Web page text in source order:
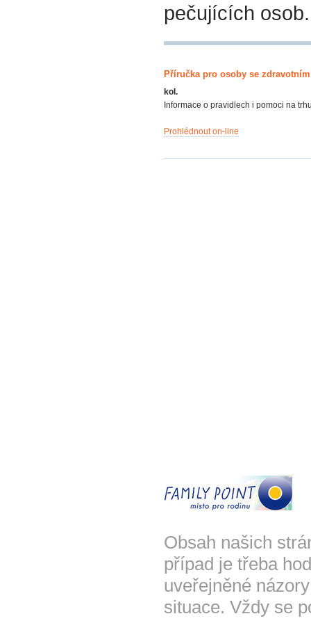
pečujících osob.
Příručka pro osoby se
kol.
Informace o pravidlech i pomoci na
Prohlédnout on-line
Obsah našich
případ je třeba
uveřejněné
situace. Vždy se